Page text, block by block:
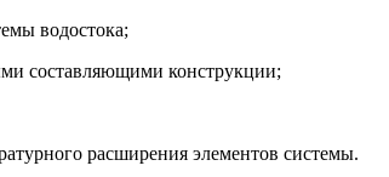
водостока;
составляющими конструкции;
расширения элементов системы.